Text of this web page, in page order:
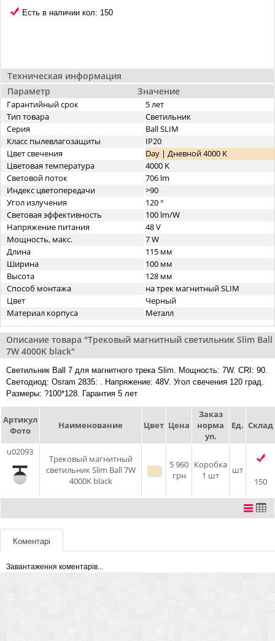
Техническая информация
Параметр
Значение
Гарантийный срок
5 лет
Тип товара
Светильник
Серия
Ball SLIM
Класс пылевлагозащиты
IP20
Цвет свечения
Day | Дневной 4000 K
Цветовая температура
4000 K
Световой поток
706 lm
Индекс цветопередачи
>90
Угол излучения
120 °
Световая эффективность
100 lm/W
Напряжение питания
48 V
Мощность, макс.
7 W
Длина
115 мм
Ширина
100 мм
Высота
128 мм
Способ монтажа
на трек магнитный SLIM
Цвет
Черный
Материал корпуса
Металл
Есть в наличии кол: 150
Описание товара "Трековый магнитный светильник Slim Ball
7W 4000K black"
Светильник Ball 7 для магнитного трека Slim. Мощность: 7W. CRI: 90.
Светодиод: Osram 2835: . Напряжение: 48V. Угол свечения 120 град.
Размеры: ?100*128. Гарантия 5 лет
Артикул
Фото
Наименование Цвет Цена
Заказ
норма
уп.
Ед. Склад
u02093
Трековый магнитный
светильник Slim Ball 7W
4000K black
5 960
грн
Коробка
1 шт
шт
150
Коментарі
Завантаження коментарів...